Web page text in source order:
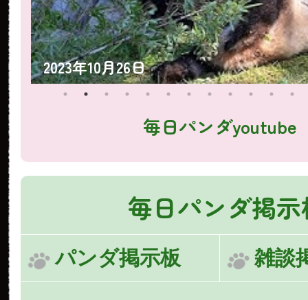
2023年10月25日
毎日パンダyoutube
毎日パンダ掲
パンダ掲示板 雑談